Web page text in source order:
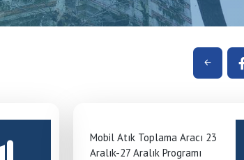
Mobil Atık Toplama Aracı 23
Aralık-27 Aralık Programı